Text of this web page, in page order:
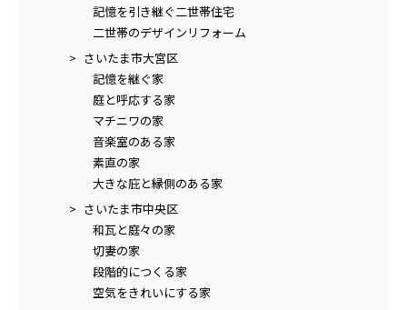
記憶を引き継ぐ二世帯住宅
二世帯のデザインリフォーム
さいたま市大宮区
記憶を継ぐ家
庭と呼応する家
マチニワの家
音楽室のある家
素直の家
大きな庇と縁側のある家
さいたま市中央区
和瓦と庭々の家
切妻の家
段階的につくる家
空気をきれいにする家